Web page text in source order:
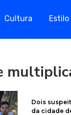
Cultura
Dois
da cidade